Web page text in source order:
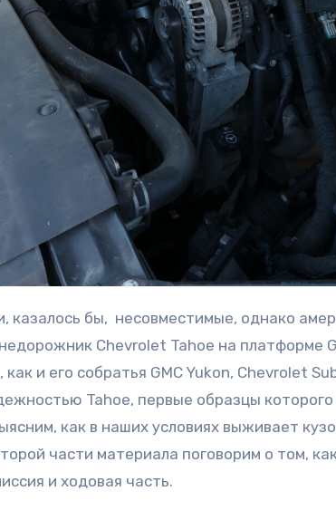
Chevrolet Tahoe на платформе
и его собратья GMC Yukon, Chevrolet
Tahoe, первые образцы
как в наших условиях выживает
части материала поговорим о том,
и ходовая часть.